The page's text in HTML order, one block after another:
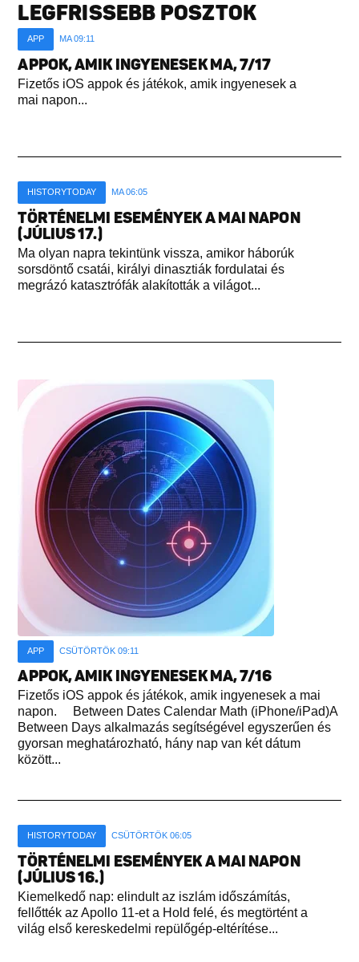
LEGFRISSEBB POSZTOK
APP MA 09:11
APPOK, AMIK INGYENESEK MA, 7/17
Fizetős iOS appok és játékok, amik ingyenesek a
mai napon...
HISTORYTODAY MA 06:05
TÖRTÉNELMI ESEMÉNYEK A MAI NAPON
(JÚLIUS 17.)
Ma olyan napra tekintünk vissza, amikor háborúk
sorsdöntő csatái, királyi dinasztiák fordulatai és
megrázó katasztrófák alakították a világot...
APP CSÜTÖRTÖK 09:11
APPOK, AMIK INGYENESEK MA, 7/16
Fizetős iOS appok és játékok, amik ingyenesek a mai
napon. Between Dates Calendar Math (iPhone/iPad)A
Between Days alkalmazás segítségével egyszerűen és
gyorsan meghatározható, hány nap van két dátum
között...
HISTORYTODAY CSÜTÖRTÖK 06:05
TÖRTÉNELMI ESEMÉNYEK A MAI NAPON
(JÚLIUS 16.)
Kiemelkedő nap: elindult az iszlám időszámítás,
fellőtték az Apollo 11-et a Hold felé, és megtörtént a
világ első kereskedelmi repülőgép-eltérítése...